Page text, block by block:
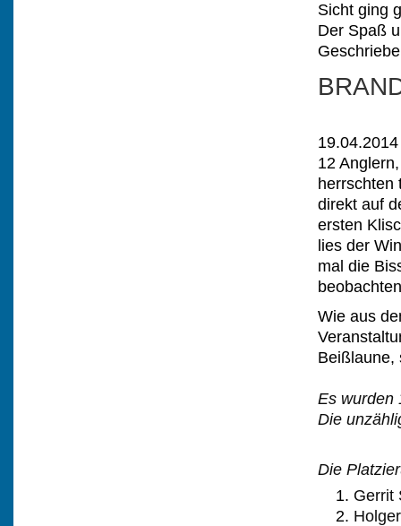
Sicht ging
Der Spaß
12
herrschten
direkt auf
ersten
lies der
mal die
Wie aus
Beißlaune,
Es wurden
Die
Die
Gerrit